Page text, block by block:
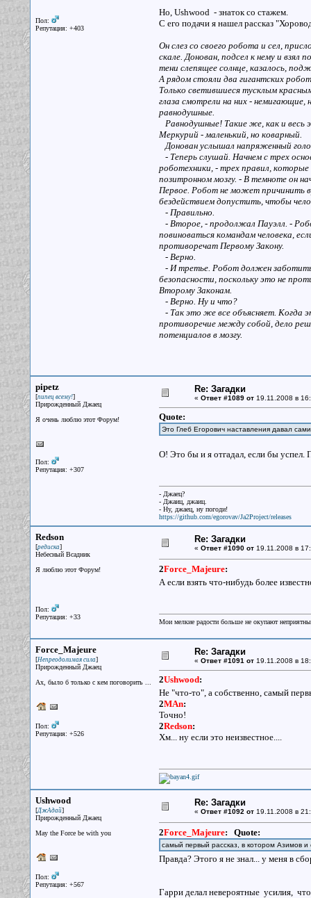
Пол:
Репутация: +403
Но, Ushwood - знаток со стажем.
С его подачи я нашел рассказ
Он слез со своего робота и сел,
скале. Донован, подсел к нему и взял
тени слепящее солнце, казалось,
А рядом стояли два гигантских
Только светившиеся тусклым
глаза смотрели на них - немигающие,
равнодушные.
Равнодушные! Такие же, как и весь
Меркурий - маленький, но коварный.
Донован услышал напряженный
- Теперь слушай. Начнем с трех
роботехники, - трех правил, которые
позитронном мозгу. - В темноте он
Первое. Робот не может причинить
бездействием допустить, чтобы
- Правильно.
- Второе, - продолжал Пауэлл. -
повиноваться командам человека,
противоречат Первому Закону.
- Верно.
- И третье. Робот должен
безопасности, поскольку это не
Второму Законам.
- Верно. Ну и что?
- Так это же все объясняет. Когда
противоречие между собой, дело
потенциалов в мозгу.
pipetz
[пипец всему!]
Прирожденный Джаец
Я очень люблю этот Форум!
Пол:
Репутация: +307
Re: Загадки
« Ответ #1089 от19.11.2008 в
Quote:
Это Глеб Егорович наставления давал
О! Это бы и я отгадал, если бы успел.
- Джаец?
- Джаиц, джаиц.
- Ну, джаец, ну погоди!
https://github.com/egorovav/Ja2Project/releases
Redson
[редиска]
Небесный Всадник
Я люблю этот Форум!
Пол:
Репутация: +33
Re: Загадки
« Ответ #1090 от19.11.2008 в
2Force_Majeure:
А если взять что-нибудь более
Мои мелкие радости больше не окупают
Force_Majeure
[Непреодолимая сила]
Прирожденный Джаец
Ах, было б только с кем поговорить ...
Пол:
Репутация: +526
Re: Загадки
« Ответ #1091 от19.11.2008 в
2Ushwood:
Не "что-то", а собственно, самый
2MAn:
Точно!
2Redson:
Хм... ну если это неизвестное....
Ushwood
[ДжАдай]
Прирожденный Джаец
May the Force be with you
Пол:
Репутация: +567
Re: Загадки
« Ответ #1092 от19.11.2008 в
2Force_Majeure: Quote:
самый первый рассказ, в котором Азимов
Правда? Этого я не знал... у меня в
Гарри делал невероятные усилия,